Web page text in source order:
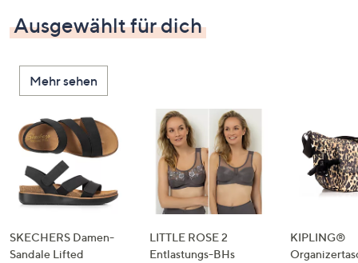
oben
und
nach
unten
oder
wischen
Sie
Touch-
Geräten
links
bzw.
Ausgewählt für dich
Mehr sehen
SKECHERS Damen-
Sandale Lifted
LITTLE ROSE 2
Entlastungs-BHs
KIPLING®